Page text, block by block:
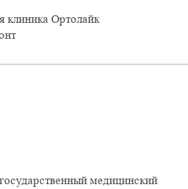
клиника Ортолайк
медицинский